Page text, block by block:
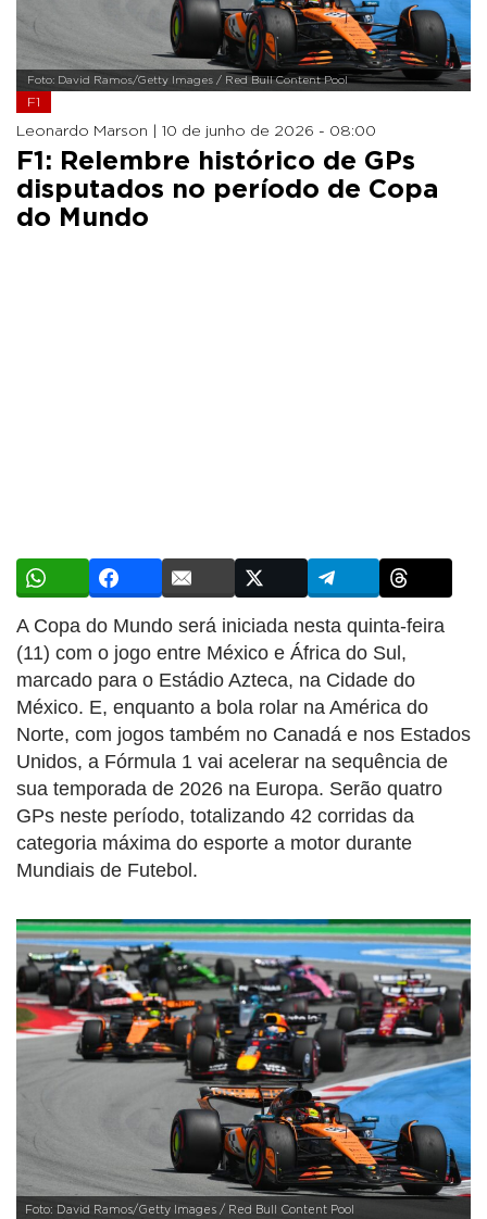
Foto: David Ramos/Getty Images / Red Bull Content Pool
F1
Leonardo Marson | 10 de junho de 2026 - 08:00
F1: Relembre histórico de GPs
disputados no período de Copa
do Mundo
A Copa do Mundo será iniciada nesta quinta-feira
(11) com o jogo entre México e África do Sul,
marcado para o Estádio Azteca, na Cidade do
México. E, enquanto a bola rolar na América do
Norte, com jogos também no Canadá e nos Estados
Unidos, a Fórmula 1 vai acelerar na sequência de
sua temporada de 2026 na Europa. Serão quatro
GPs neste período, totalizando 42 corridas da
categoria máxima do esporte a motor durante
Mundiais de Futebol.
Foto: David Ramos/Getty Images / Red Bull Content Pool